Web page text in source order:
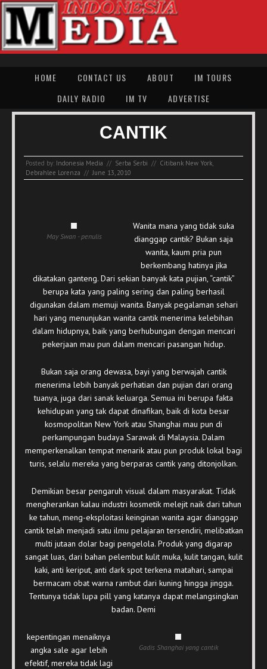
HOME CONTACT US ABOUT
IM TOURS
DAILY RADIO
IM TV ADVERTISE
CANTIK
Posted by: Indonesia Media // Serba Serbi // Citibank New York
Debrahlee Lorenza // June 13, 2010
May Swan - penulis
Wanita mana yang tidak suka
dianggap cantik? Bukan saja
wanita, kaum pria pun
berkembang hatinya jika
dikatakan ganteng. Dari sekian banyak kata pujian, “cantik”
berupa kata yang paling sering dan paling berhasil
digunakan dalam memuji wanita. Banyak pegalaman sehari
hari yang menunjukan wanita cantik menerima kelebihan
dalam hidupnya, baik yang berhubungan dengan mencari
pekerjaan mau pun dalam mencari pasangan hidup.
Bukan saja orang dewasa, bayi yang berwajah cantik
menerima lebih banyak perhatian dan pujian dari orang
tuanya, juga dari sanak keluarga. Semua ini berupa fakta
kehidupan yang tak dapat dinafikan, baik di kota besar
kosmopolitan New York atau Shanghai mau pun di
perkampungan budaya Sarawak di Malaysia. Dalam
memperkenalkan tempat menarik atau pun produk lokal bagi
turis, selalu mereka yang berparas cantik yang ditonjolkan.
Demikian besar pengaruh visual dalam masyarakat. Tidak
mengherankan kalau industri kosmetik melejit naik dari tahun
ke tahun, meng-eksploitasi keinginan wanita agar dianggap
cantik telah menjadi satu ilmu pelajaran tersendiri, melibatkan
multi jutaan dolar bagi pengelola. Produk yang digarap
sangat luas, dari bahan pelembut kulit muka, kulit tangan, kulit
kaki, anti keriput, anti dark spot terkena matahari, sampai
bermacam obat warna rambut dari kuning hingga jingga.
Tentunya tidak lupa pill yang katanya dapat melangsingkan
badan. Demi
Gadis Shanghai yang cantik
kepentingan menaiknya
angka sale agar lebih
efektif, mereka tidak lagi